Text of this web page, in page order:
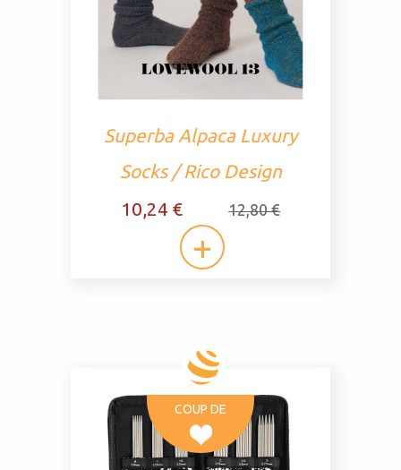
Superba Alpaca Luxury
Socks / Rico Design
10,24 €
12,80 €
COUP DE